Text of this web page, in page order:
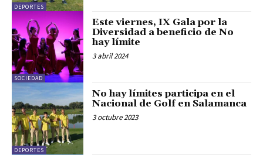
DEPORTES
SOCIEDAD
Este viernes, IX Gala por la
Diversidad a beneficio de No
hay límite
3 abril 2024
DEPORTES
No hay límites participa en el
Nacional de Golf en Salamanca
3 octubre 2023